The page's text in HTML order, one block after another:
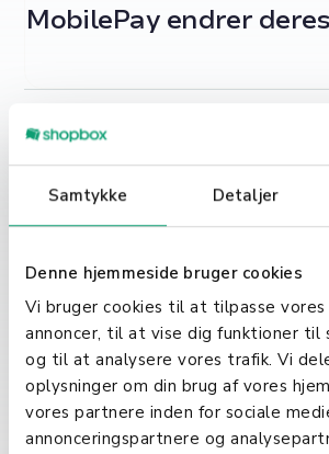
Samtykke Detaljer
Denne hjemmeside bruger cookies
Vi bruger cookies til at tilpasse
annoncer, til at vise dig funktioner til
og til at analysere vores trafik. Vi
oplysninger om din brug af vores
vores partnere inden for sociale
annonceringspartnere og
MobilePay endrer
Personale aug 15, 2023